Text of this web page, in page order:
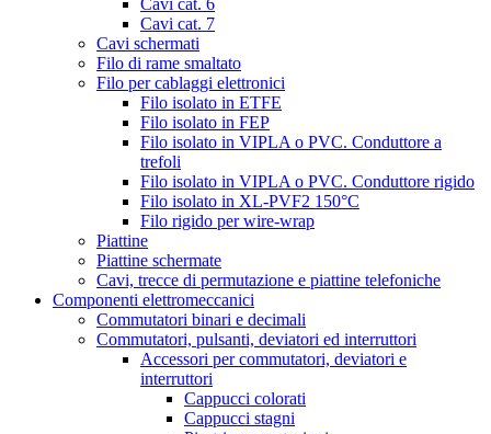
Cavi cat. 7
Cavi schermati
Filo di rame smaltato
Filo per cablaggi elettronici
Filo isolato in ETFE
Filo isolato in FEP
Filo isolato in VIPLA o PVC. Conduttore a
trefoli
Filo isolato in VIPLA o PVC. Conduttore rigido
Filo isolato in XL-PVF2 150°C
Filo rigido per wire-wrap
Piattine
Piattine schermate
Cavi, trecce di permutazione e piattine telefoniche
Componenti elettromeccanici
Commutatori binari e decimali
Commutatori, pulsanti, deviatori ed interruttori
Accessori per commutatori, deviatori e
interruttori
Cappucci colorati
Cappucci stagni